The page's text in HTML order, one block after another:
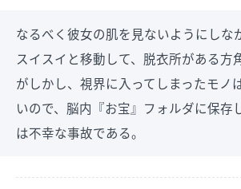
なるべく彼女の肌を見ないようにしな
スイスイと移動して、脱衣所がある方
がしかし、視界に入ってしまったモノ
いので、脳内『お宝』フォルダに保存
は不幸な事故である。